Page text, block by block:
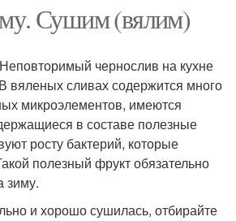
Сушим (вялим)
чернослив на кухне
вяленых сливах содержится много
микроэлементов, имеются
в составе полезные
росту бактерий, которые
полезный фрукт обязательно
зиму.
и хорошо сушилась, отбирайте